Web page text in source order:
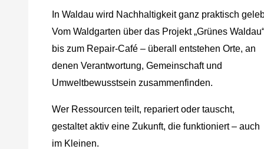
In Waldau wird Nachhaltigkeit ganz praktisch
Vom Waldgarten über das Projekt „Grünes Waldau“
bis zum Repair-Café – überall entstehen Orte, an
denen Verantwortung, Gemeinschaft und
Umweltbewusstsein zusammenfinden.
Wer Ressourcen teilt, repariert oder tauscht,
gestaltet aktiv eine Zukunft, die funktioniert – auch
im Kleinen.